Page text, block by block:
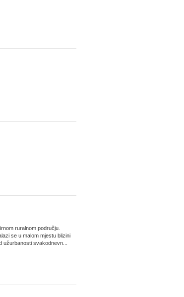
ruralnom području.
se u malom mjestu blizini
svakodnevn...